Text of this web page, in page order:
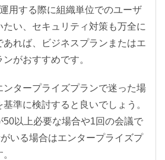
用する際に組織単位でのユーザ
い、セキュリティ対策も万全に
あれば、ビジネスプランまたはエ
がおすすめです。
ンタープライズプランで迷った場
準に検討すると良いでしょう。
50以上必要な場合や1回の会議で
いる場合はエンタープライズプ